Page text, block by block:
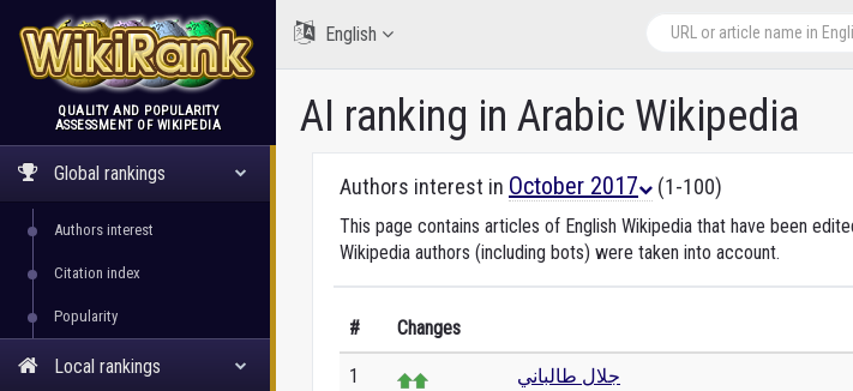
WikiRank
QUALITY AND POPULARITY
ASSESSMENT OF WIKIPEDIA
Global rankings
Authors interest
Citation index
Popularity
Local rankings
English
AI ranking in Arabic Wikipedia
Authors interest in October 2017 (1-100)
This page contains articles of English Wikipedia that have been
Wikipedia authors (including bots) were taken into account.
# Changes
1 جلال طالباني